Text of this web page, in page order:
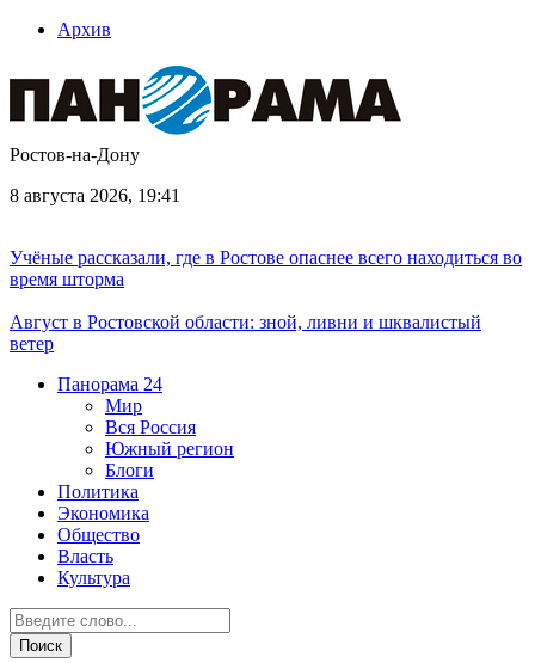
Архив
Ростов-на-Дону
8 августа 2026, 19:41
Учёные рассказали, где в Ростове опаснее всего находиться во
время шторма
Август в Ростовской области: зной, ливни и шквалистый
ветер
Панорама 24
Мир
Вся Россия
Южный регион
Блоги
Политика
Экономика
Общество
Власть
Культура